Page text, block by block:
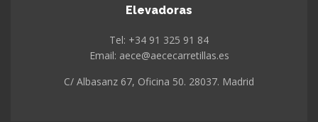
Elevadoras
Tel: +34 91 325 91 84
Email: aece@aececarretillas.es
C/ Albasanz 67, Oficina 50. 28037. Madrid